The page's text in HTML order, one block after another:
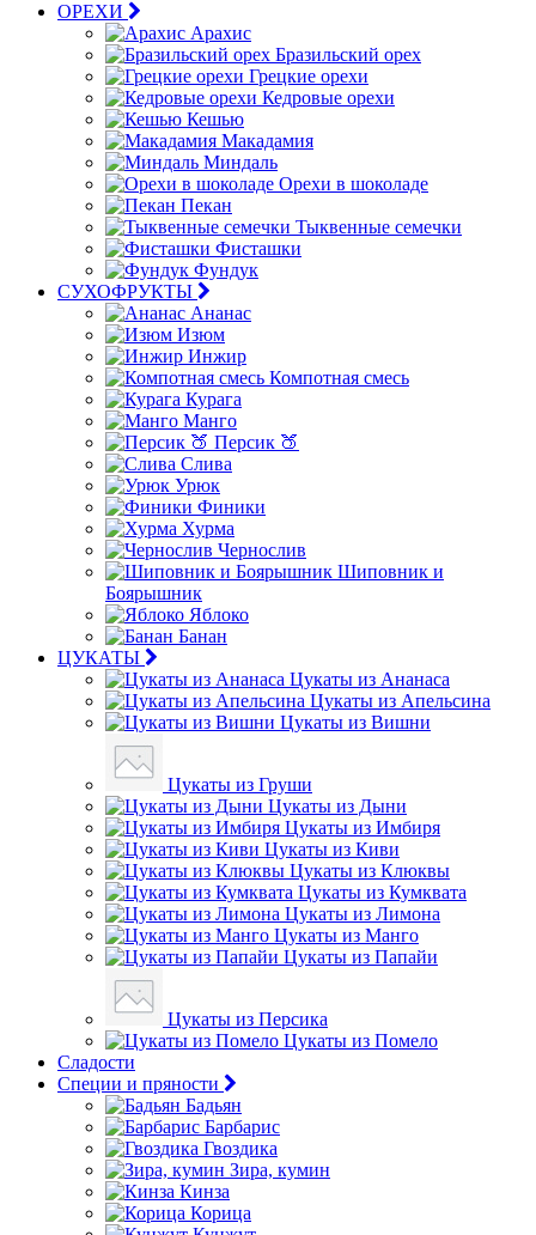
ОРЕХИ
Арахис
Бразильский орех
Грецкие орехи
Кедровые орехи
Кешью
Макадамия
Миндаль
Орехи в шоколаде
Пекан
Тыквенные семечки
Фисташки
Фундук
СУХОФРУКТЫ
Ананас
Изюм
Инжир
Компотная смесь
Курага
Манго
Персик 🍑
Слива
Урюк
Финики
Хурма
Чернослив
Шиповник и
Боярышник
Яблоко
Банан
ЦУКАТЫ
Цукаты из Ананаса
Цукаты из Апельсина
Цукаты из Вишни
Цукаты из Груши
Цукаты из Дыни
Цукаты из Имбиря
Цукаты из Киви
Цукаты из Клюквы
Цукаты из Кумквата
Цукаты из Лимона
Цукаты из Манго
Цукаты из Папайи
Цукаты из Персика
Цукаты из Помело
Сладости
Специи и пряности
Бадьян
Барбарис
Гвоздика
Зира, кумин
Кинза
Корица